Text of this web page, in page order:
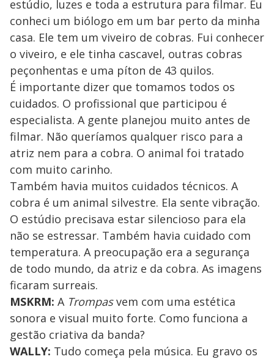
estúdio, luzes e toda a estrutura para filmar. Eu
conheci um biólogo em um bar perto da minha
casa. Ele tem um viveiro de cobras. Fui conhecer
o viveiro, e ele tinha cascavel, outras cobras
peçonhentas e uma píton de 43 quilos.
É importante dizer que tomamos todos os
cuidados. O profissional que participou é
especialista. A gente planejou muito antes de
filmar. Não queríamos qualquer risco para a
atriz nem para a cobra. O animal foi tratado
com muito carinho.
Também havia muitos cuidados técnicos. A
cobra é um animal silvestre. Ela sente vibração.
O estúdio precisava estar silencioso para ela
não se estressar. Também havia cuidado com
temperatura. A preocupação era a segurança
de todo mundo, da atriz e da cobra. As imagens
ficaram surreais.
MSKRM: A Trompasvem com uma estética
sonora e visual muito forte. Como funciona a
gestão criativa da banda?
WALLY: Tudo começa pela música. Eu gravo os